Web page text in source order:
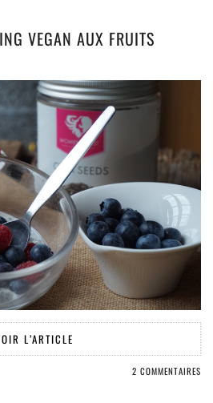
VEGAN AUX FRUITS
L’ARTICLE
2 COMMENTAIRES